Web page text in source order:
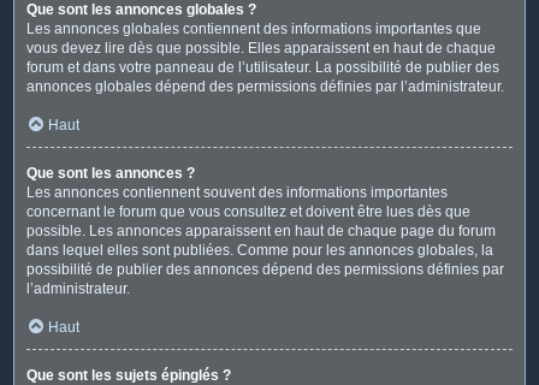
Que sont les annonces globales ?
Les annonces globales contiennent des informations importantes que
vous devez lire dès que possible. Elles apparaissent en haut de chaque
forum et dans votre panneau de l’utilisateur. La possibilité de publier des
annonces globales dépend des permissions définies par l’administrateur.
Haut
Que sont les annonces ?
Les annonces contiennent souvent des informations importantes
concernant le forum que vous consultez et doivent être lues dès que
possible. Les annonces apparaissent en haut de chaque page du forum
dans lequel elles sont publiées. Comme pour les annonces globales, la
possibilité de publier des annonces dépend des permissions définies par
l’administrateur.
Haut
Que sont les sujets épinglés ?